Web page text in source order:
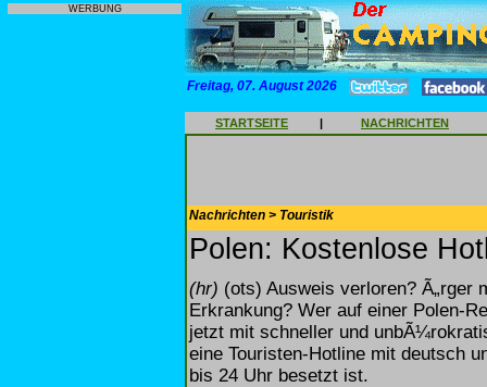
WERBUNG
Freitag, 07. August 2026
STARTSEITE | NACHRICHTEN
Nachrichten > Touristik
Polen: Kostenlose
(hr) (ots) Ausweis verloren? Ã„rger
Erkrankung? Wer auf einer Polen-
jetzt mit schneller und
eine Touristen-Hotline mit deutsch
bis 24 Uhr besetzt ist.